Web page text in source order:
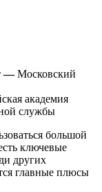
—Московский
академия
службы
большой
ключевые
других
главные плюсы